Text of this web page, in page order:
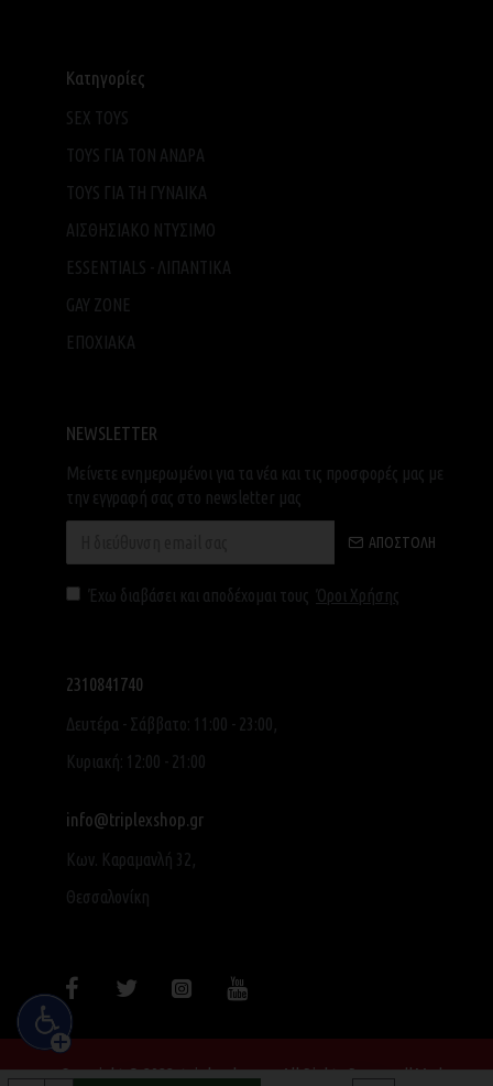
Κατηγορίες
SEX TOYS
TOYS ΓΙΑ ΤΟΝ ΑΝΔΡΑ
TOYS ΓΙΑ ΤH ΓΥΝΑΙΚΑ
ΑΙΣΘΗΣΙΑΚΟ ΝΤΥΣΙΜΟ
ESSENTIALS - ΛΙΠΑΝΤΙΚΑ
GAY ZONE
ΕΠΟΧΙΑΚΑ
NEWSLETTER
Μείνετε ενημερωμένοι για τα νέα και τις προσφορές μας με
την εγγραφή σας στο newsletter μας
ΑΠΟΣΤΟΛΉ
Έχω διαβάσει και αποδέχομαι τους Όροι Χρήσης
2310841740
Δευτέρα - Σάββατο: 11:00 - 23:00,
Κυριακή: 12:00 - 21:00
info@triplexshop.gr
Κων. Καραμανλή 32,
Θεσσαλονίκη
Copyright © 2022, triplexshop.gr, All Rights Reserved|Made